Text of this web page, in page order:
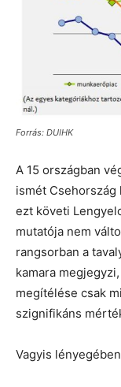
Forrás: DUIHK
A 15 országban
ismét
ezt követi
mutatója nem
rangsorban a
kamara
megítélése csak
szignifikáns
Vagyis lényegében